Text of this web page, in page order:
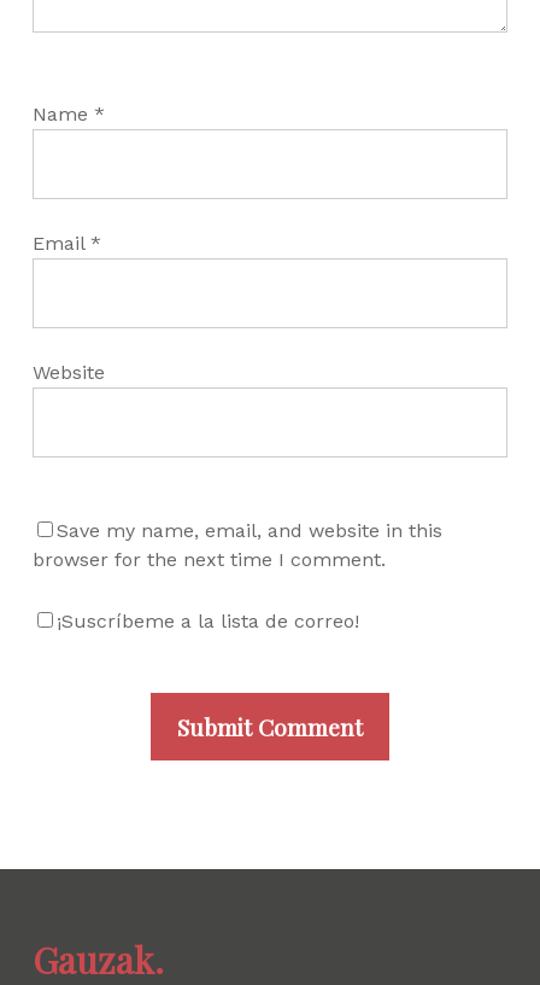
Name *
Email *
Website
Save my name, email, and website in this
browser for the next time I comment.
¡Suscríbeme a la lista de correo!
Gauzak.